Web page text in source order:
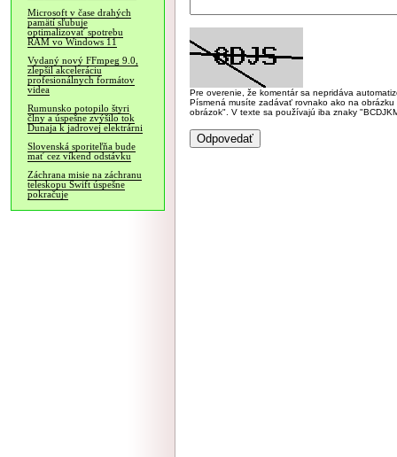
Microsoft v čase drahých
pamätí sľubuje
optimalizovať spotrebu
RAM vo Windows 11
Vydaný nový FFmpeg 9.0,
zlepšil akceleráciu
profesionálnych formátov
videa
Rumunsko potopilo štyri
člny a úspešne zvýšilo tok
Dunaja k jadrovej elektrárni
Slovenská sporiteľňa bude
mať cez víkend odstávku
Záchrana misie na záchranu
teleskopu Swift úspešne
pokračuje
Pre overenie, že komentár sa nepridáva
Písmená musíte zadávať rovnako ako na
obrázok". V texte sa používajú iba znaky